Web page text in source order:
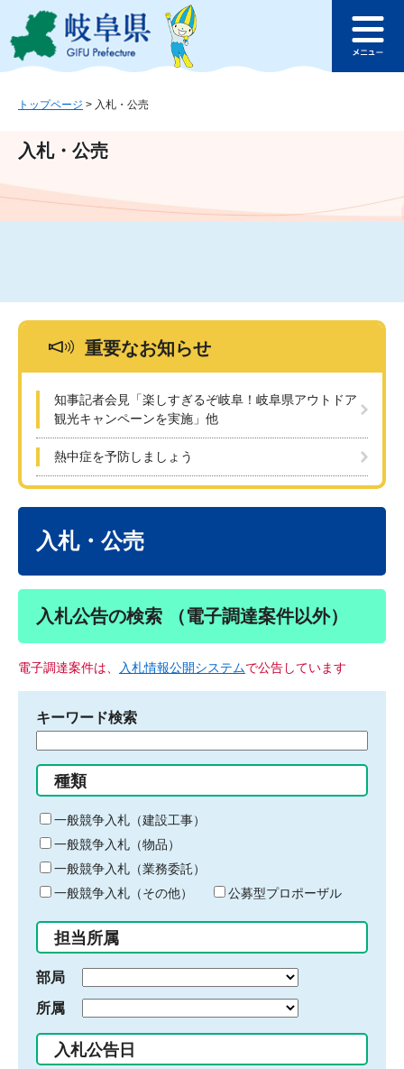
ジ
ュ
文
このページの本文へ
ュ
トップページ > 入札・公売
入札・公売
重要なお知らせ
知事記者会見「楽しすぎるぞ岐阜！岐阜県アウトドア
観光キャンペーンを実施」他
熱中症を予防しましょう
入札・公売
入札公告の検索 （電子調達案件以外）
電子調達案件は、 入札情報公開システムで公告しています
キーワード検索
る
キ
ー
ワ
ー
ド
入
力
種類
一般競争入札（建設工事）
一般競争入札（物品）
一般競争入札（業務委託）
一般競争入札（その他）
公募型プロポーザル
担当所属
部局
所属
入札公告日